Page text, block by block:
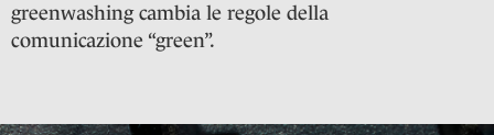
greenwashing cambia le regole della
comunicazione “green”.